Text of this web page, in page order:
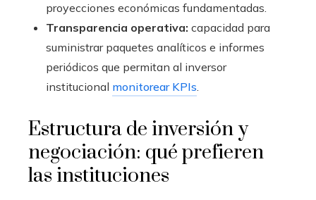
proyecciones económicas fundamentadas.
Transparencia operativa: capacidad para
suministrar paquetes analíticos e informes
periódicos que permitan al inversor
institucional monitorear KPIs.
Estructura de inversión y
negociación: qué prefieren
las instituciones